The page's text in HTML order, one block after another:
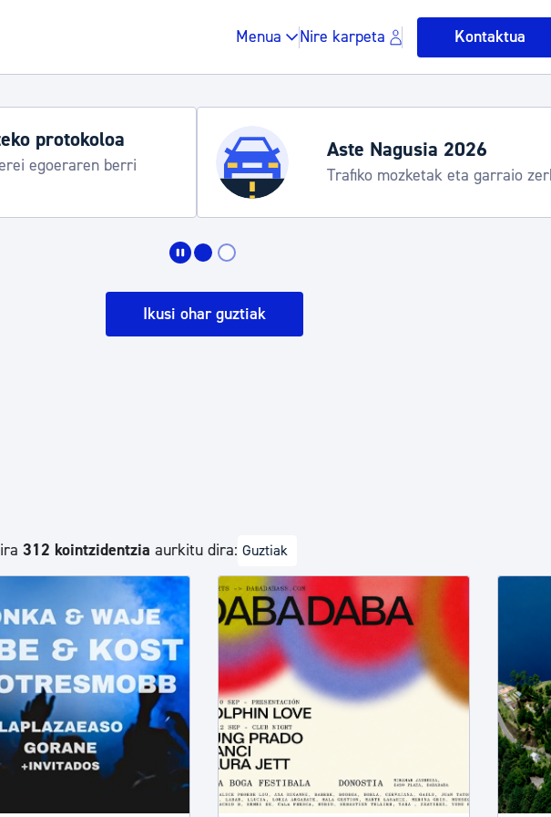
Menua Nire karpeta Kontaktua
Gune publikoa, hondakinak eta ingurumena
Berdintasuna, Giza Eskubideak eta bizikidetza
Kultura
Turismoa
Hondartza denboraldia
Informazio praktikoa
Ikusi ohar guztiak
312 kointzidentzia aurkitu dira: Guztiak